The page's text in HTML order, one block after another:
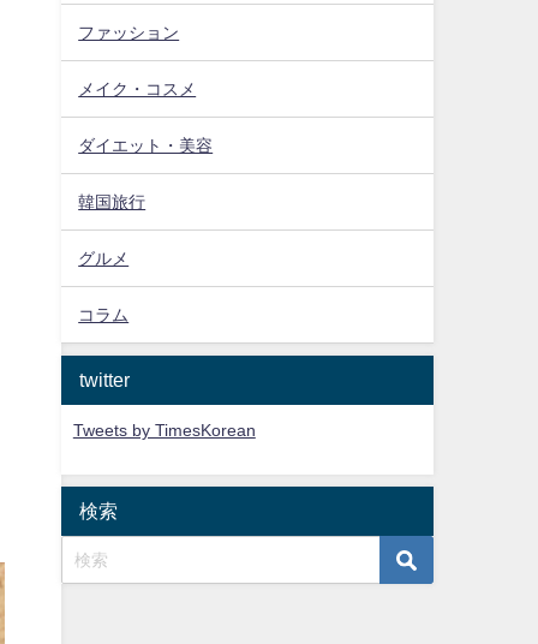
ファッション
メイク・コスメ
ダイエット・美容
韓国旅行
グルメ
コラム
twitter
Tweets by TimesKorean
検索